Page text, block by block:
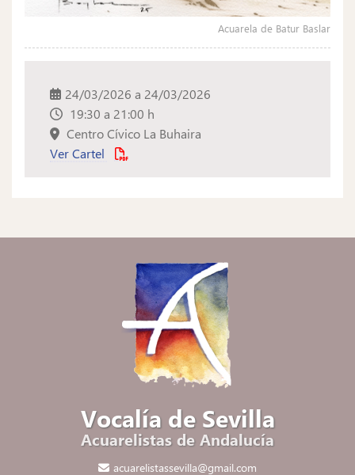
Acuarela de Batur Baslar
24/03/2026 a 24/03/2026
19:30 a 21:00 h
Centro Cívico La Buhaira
Ver Cartel
Vocalía de Sevilla
Acuarelistas de Andalucía
acuarelistassevilla@gmail.com